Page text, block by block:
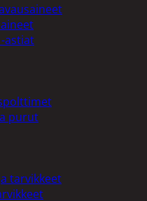
astiat
purut
tarvikkeet